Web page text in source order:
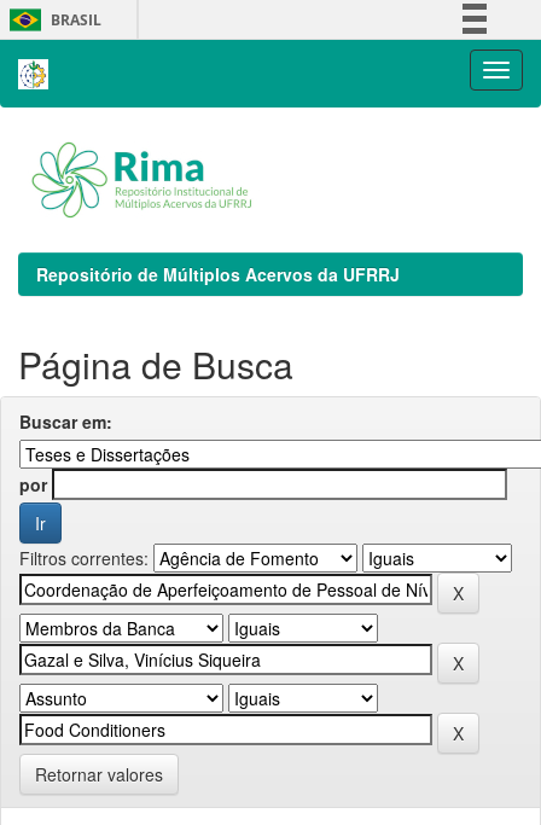
Skip
navigation
BRASIL
Repositório de Múltiplos Acervos da UFRRJ
Página de Busca
Buscar em:
por
Filtros correntes:
Retornar valores